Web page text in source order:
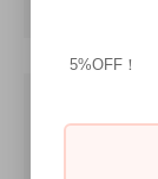
5%OFF